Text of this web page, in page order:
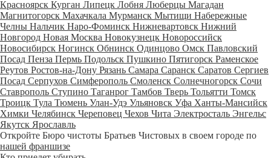
Красноярск Курган Липецк Лобня Люберцы Магадан
Магнитогорск Махачкала Мурманск Мытищи Набережные
Челны Нальчик Наро-Фоминск Нижневартовск Нижний
Новгород Новая Москва Новокузнецк Новороссийск
Новосибирск Ногинск Обнинск Одинцово Омск Павловский
Посад Пенза Пермь Подольск Пушкино Пятигорск Раменское
Реутов Ростов-на-Дону Рязань Самара Саранск Саратов Сергиев
Посад Серпухов Симферополь Смоленск Солнечногорск Сочи
Ставрополь Ступино Таганрог Тамбов Тверь Тольятти Томск
Троицк Тула Тюмень Улан-Удэ Ульяновск Уфа Ханты-Мансийск
Химки Челябинск Череповец Чехов Чита Электросталь Энгельс
Якутск Ярославль
Откройте Бюро чистоты Братьев Чистовых в своем городе по
нашей франшизе